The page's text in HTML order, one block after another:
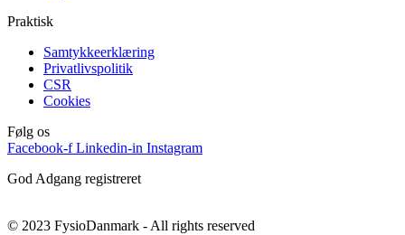
Praktisk
Samtykkeerklæring
Privatlivspolitik
CSR
Cookies
Følg os
Facebook-f Linkedin-in Instagram
God Adgang registreret
© 2023 FysioDanmark - All rights reserved